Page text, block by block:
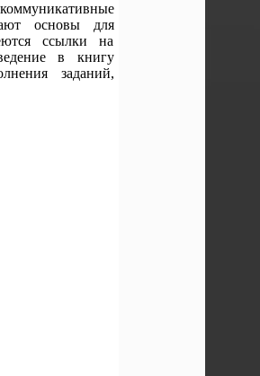
основы для
ссылки на
в книгу
заданий,